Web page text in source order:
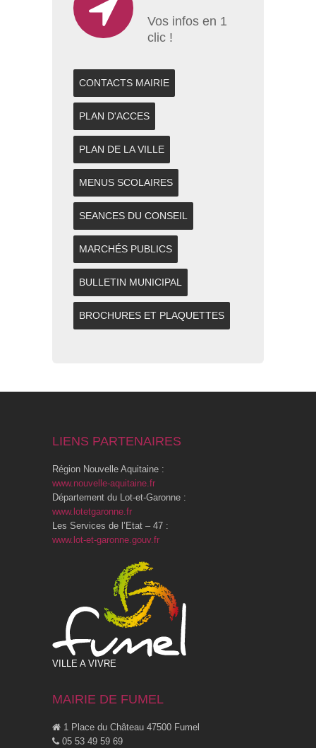
Vos infos en 1
clic !
CONTACTS MAIRIE
PLAN D'ACCES
PLAN DE LA VILLE
MENUS SCOLAIRES
SEANCES DU CONSEIL
MARCHÉS PUBLICS
BULLETIN MUNICIPAL
BROCHURES ET PLAQUETTES
LIENS PARTENAIRES
Région Nouvelle Aquitaine :
www.nouvelle-aquitaine.fr
Département du Lot-et-Garonne :
www.lotetgaronne.fr
Les Services de l’Etat – 47 :
www.lot-et-garonne.gouv.fr
VILLE A VIVRE
MAIRIE DE FUMEL
1 Place du Château 47500 Fumel
05 53 49 59 69